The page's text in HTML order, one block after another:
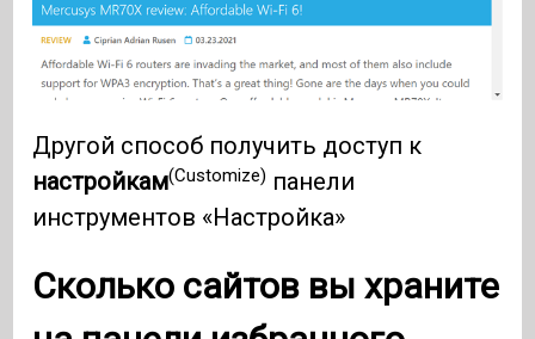
Другой способ получить доступ к
настройкам(Customize) панели
инструментов «Настройка»
Сколько сайтов вы храните